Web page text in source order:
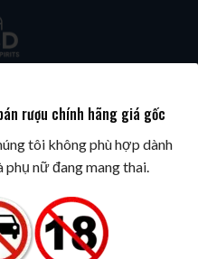
TOP 100
rượu chính hãng giá gốc
tôi không phù hợp dành
nữ đang mang thai.